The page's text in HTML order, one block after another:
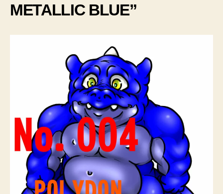
METALLIC BLUE”